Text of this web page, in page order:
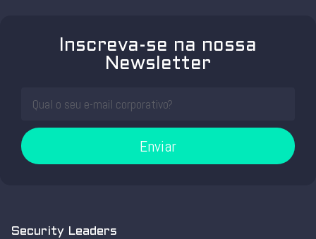
Inscreva-se na nossa
Newsletter
Enviar
Security Leaders